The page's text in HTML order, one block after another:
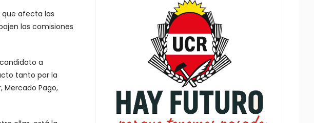
que afecta las
las comisiones
a
tanto por la
Mercado Pago,